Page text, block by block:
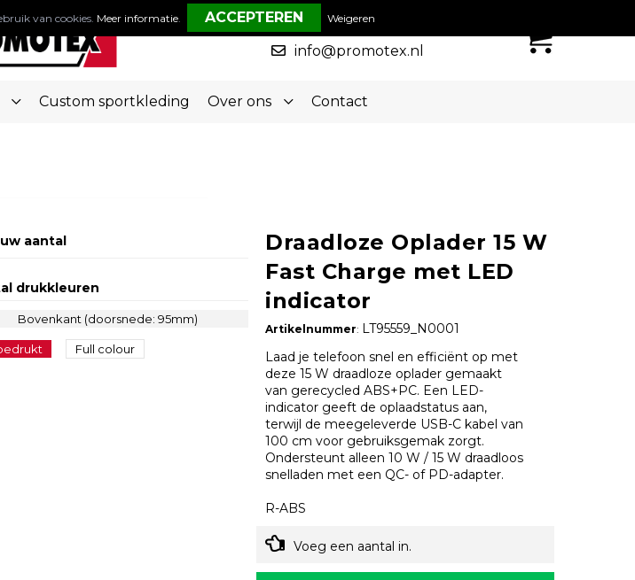
050-5773636
info@promotex.nl
Custom sportkleding Over ons Contact
aantal
drukkleuren
Bovenkant (doorsnede: 95mm)
Full colour
Draadloze Oplader 15 W
Fast Charge met LED
indicator
Artikelnummer: LT95559_N0001
Laad je telefoon snel en efficiënt op met
deze 15 W draadloze oplader gemaakt
van gerecycled ABS+PC. Een LED-
indicator geeft de oplaadstatus aan,
terwijl de meegeleverde USB-C kabel van
100 cm voor gebruiksgemak zorgt.
Ondersteunt alleen 10 W / 15 W draadloos
snelladen met een QC- of PD-adapter.
R-ABS
Voeg een aantal in.
van cookies. Meer informatie. Weigeren